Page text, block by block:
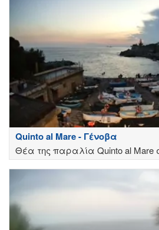
Quinto al Mare - Γένοβα
Θέα της παραλία Quinto al Mare